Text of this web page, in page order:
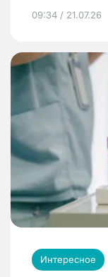
09:34 / 21.07.26
Интересное